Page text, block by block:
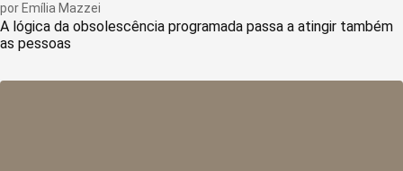
por Emília Mazzei
A lógica da obsolescência programada passa a atingir também
as pessoas